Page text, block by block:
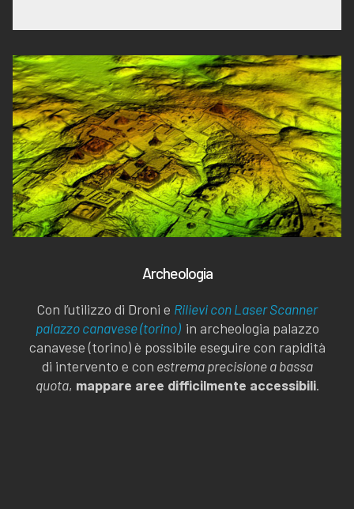
Archeologia
Con l’utilizzo di Droni e Rilievi con Laser Scanner
palazzo canavese (torino) in archeologia palazzo
canavese (torino) è possibile eseguire con rapidità
di intervento e con estrema precisione a bassa
quota, mappare aree difficilmente accessibili.